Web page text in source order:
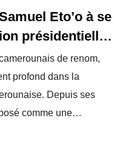
Eto’o à se
présidentielle
single
de renom,
profond dans la
Depuis ses
comme une…